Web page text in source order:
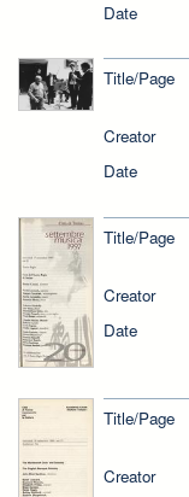
Date
Title/Page
Creator
Date
Title/Page
Creator
Date
Title/Page
Creator